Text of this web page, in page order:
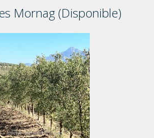
Mornag (Disponible)